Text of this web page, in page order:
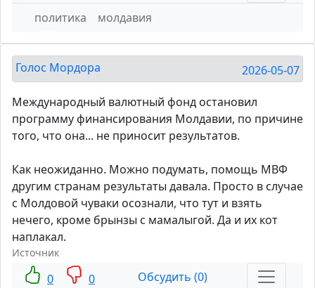
политика
молдавия
Голос Мордора 2026-05-07
Международный валютный фонд остановил
программу финансирования Молдавии, по причине
того, что она... не приносит результатов.
Как неожиданно. Можно подумать, помощь МВФ
другим странам результаты давала. Просто в случае
с Молдовой чуваки осознали, что тут и взять
нечего, кроме брынзы с мамалыгой. Да и их кот
наплакал.
Источник
0 0
Обсудить (0)